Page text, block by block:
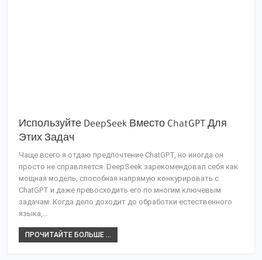
Используйте DeepSeek Вместо ChatGPT Для
Этих Задач
Чаще всего я отдаю предпочтение ChatGPT, но иногда он
просто не справляется. DeepSeek зарекомендовал себя как
мощная модель, способная напрямую конкурировать с
ChatGPT и даже превосходить его по многим ключевым
задачам. Когда дело доходит до обработки естественного
языка,…
ПРОЧИТАЙТЕ БОЛЬШЕ ...